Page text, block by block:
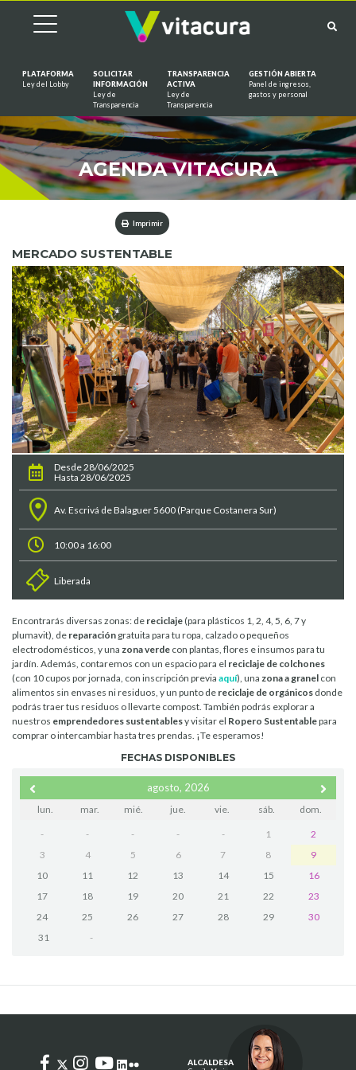
PLATAFORMA
Ley del Lobby
SOLICITAR
INFORMACIÓN
Ley de
Transparencia
TRANSPARENCIA
ACTIVA
Ley de
Transparencia
GESTIÓN ABIERTA
Panel de ingresos,
gastos y personal
AGENDA VITACURA
Imprimir
MERCADO SUSTENTABLE
Desde 28/06/2025
Hasta 28/06/2025
Av. Escrivá de Balaguer 5600 (Parque Costanera Sur)
10:00 a 16:00
Liberada
Encontrarás diversas zonas: de reciclaje(para plásticos 1, 2, 4, 5, 6, 7 y
plumavit), de reparación gratuita para tu ropa, calzado o pequeños
electrodomésticos, y una zona verde con plantas, flores e insumos para tu
jardín. Además, contaremos con un espacio para el reciclaje de colchones
(con 10 cupos por jornada, con inscripción previa aquí), una zona a granel con
alimentos sin envases ni residuos, y un punto de reciclaje de orgánicos donde
podrás traer tus residuos o llevarte compost. También podrás explorar a
nuestros emprendedores sustentablesy visitar el Ropero Sustentablepara
comprar o intercambiar hasta tres prendas. ¡Te esperamos!
FECHAS DISPONIBLES
agosto, 2026
lun. mar. mié. jue. vie. sáb. dom.
- - - - - 1
2
3
4 5 6 7 8
9
10
11 12 13 14 15
16
17
18 19 20 21 22
23
24
25 26 27 28 29
30
31
-
ALCALDESA